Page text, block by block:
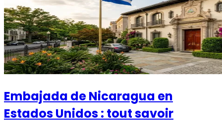
Embajada de Nicaragua en
Estados Unidos : tout savoir